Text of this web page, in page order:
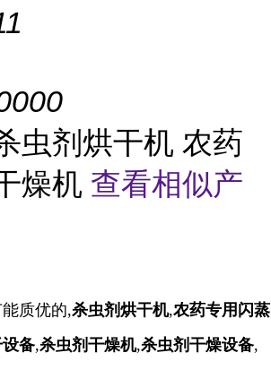
虫剂烘干机 农药
燥机 查看相似产
质优的,杀虫剂烘干机,农药专用闪蒸
备,杀虫剂干燥机,杀虫剂干燥设备,